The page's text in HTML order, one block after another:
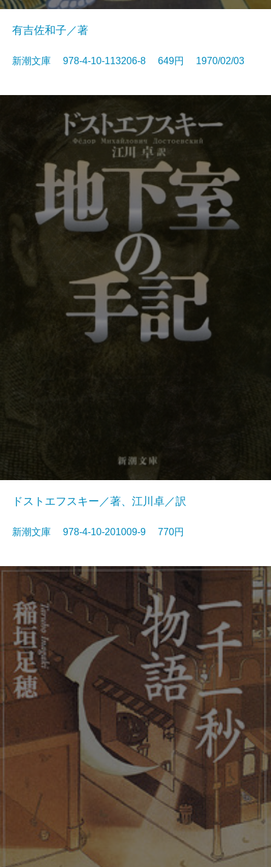
有吉佐和子／著
新潮文庫 978-4-10-113206-8 649円 1970/02/03
ドストエフスキー／著、江川卓／訳
新潮文庫 978-4-10-201009-9 770円